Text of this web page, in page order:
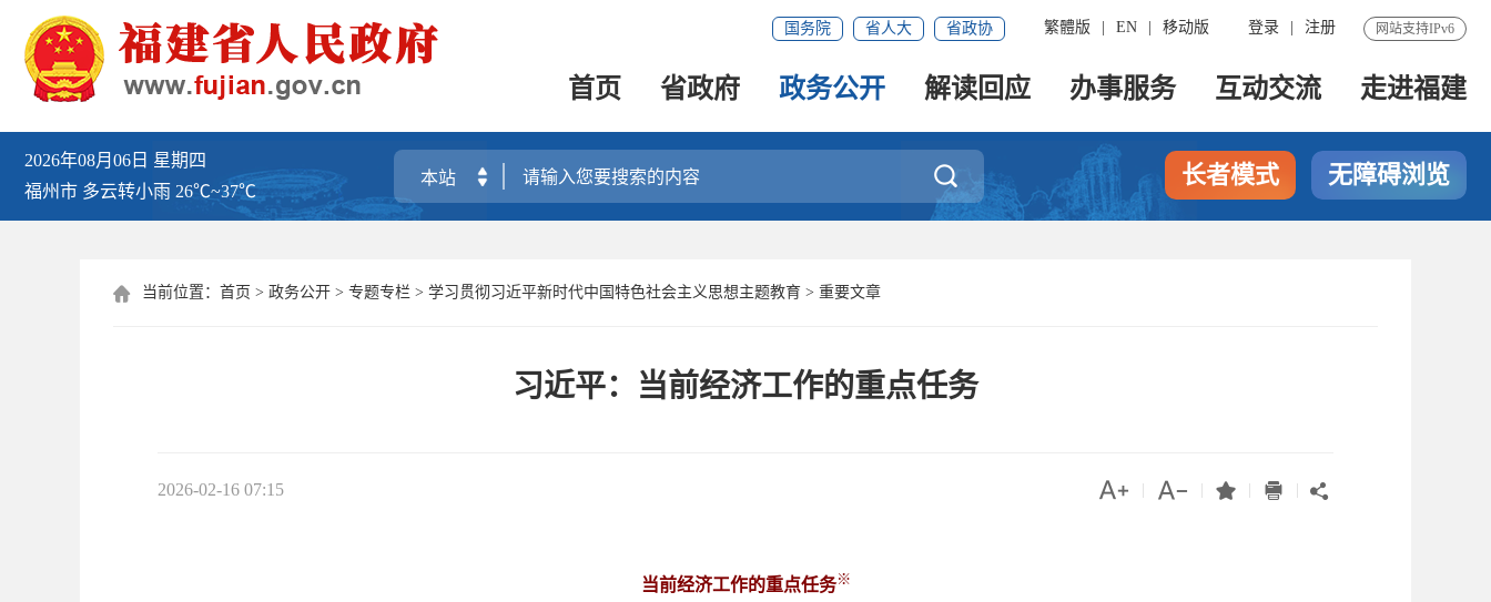
网站支持IPv6
登录 注册
繁體版 EN 移动版
国务院 省人大 省政协
首页 省政府 政务公开 解读回应 办事服务 互动交流 走进福建
2026年08月06日 星期四
福州市 多云转小雨 26℃~37℃
 长者模式 无障碍浏览
 当前位置： 首页 > 政务公开 > 专题专栏 > 学习贯彻习近平新时代中国特色社会主义思想主题教育 > 重要文章
习近平：当前经济工作的重点任务
2026-02-16 07:15     
当前经济工作的重点任务※